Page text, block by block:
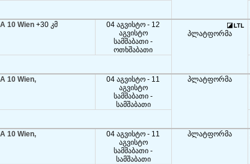
A 10 Wien +30 კმ
04 აგვისტო - 12
აგვისტო
სამშაბათი -
ოთხშაბათი
პლატფორმა
A 10 Wien,
04 აგვისტო - 11
აგვისტო
სამშაბათი -
სამშაბათი
პლატფორმა
A 10 Wien,
04 აგვისტო - 11
აგვისტო
სამშაბათი -
სამშაბათი
პლატფორმა